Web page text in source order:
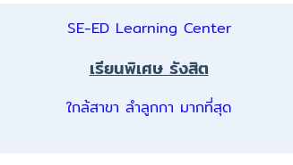
SE-ED Learning Center
เรียนพิเศษ รังสิต
ใกล้สาขา ลำลูกกา มากที่สุด